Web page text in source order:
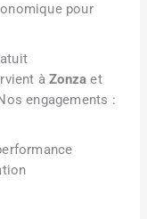
pour
àZonza et
engagements :